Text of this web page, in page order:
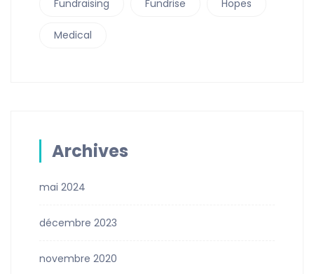
Fundraising Fundrise Hopes
Medical
Archives
mai 2024
décembre 2023
novembre 2020